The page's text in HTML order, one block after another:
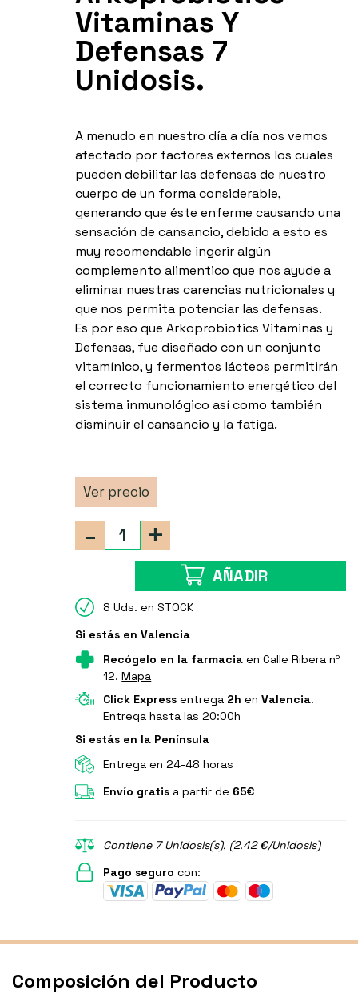
Vitaminas Y
Defensas 7
Unidosis.
A menudo en nuestro día a día nos vemos
afectado por factores externos los cuales
pueden debilitar las defensas de nuestro
cuerpo de un forma considerable,
generando que éste enferme causando una
sensación de cansancio, debido a esto es
muy recomendable ingerir algún
complemento alimentico que nos ayude a
eliminar nuestras carencias nutricionales y
que nos permita potenciar las defensas.
Es por eso que Arkoprobiotics Vitaminas y
Defensas, fue diseñado con un conjunto
vitamínico, y fermentos lácteos permitirán
el correcto funcionamiento energético del
sistema inmunológico así como también
disminuir el cansancio y la fatiga.
Ver precio
+
-
AÑADIR
8 Uds. en STOCK
Si estás en Valencia
Recógelo en la farmacia en Calle Ribera nº
12.Mapa
Click Express entrega 2h enValencia.
Entrega hasta las 20:00h
Si estás en la Península
Entrega en 24-48 horas
Envío gratis a partir de 65€
Contiene 7 Unidosis(s). (2.42 €/Unidosis)
Pago seguro con:
Composición del Producto